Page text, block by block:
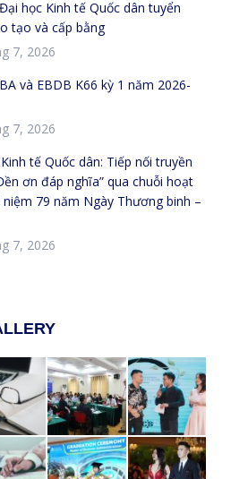
học Kinh tế Quốc dân tuyển
tạo và cấp bằng
7, 2026
và EBDB K66 kỳ 1 năm 2026-
7, 2026
tế Quốc dân: Tiếp nối truyền
ơn đáp nghĩa” qua chuỗi hoạt
79 năm Ngày Thương binh –
7, 2026